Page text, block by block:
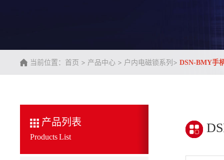
当前位置： 首页 > 产品中心 > 户内电磁锁系列 > DSN-BMY手
产品列表
Products List